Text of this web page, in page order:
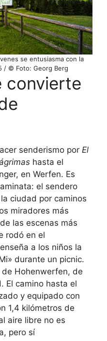
se entusiasma con la
/ © Foto: Georg Berg
convierte
senderismo por El
hasta el
en Werfen. Es
el sendero
ciudad por caminos
miradores más
las escenas más
rodó en el
a los niños la
durante un picnic.
Hohenwerfen, de
El camino hasta el
y equipado con
1,4 kilómetros de
aire libre no es
pero sí